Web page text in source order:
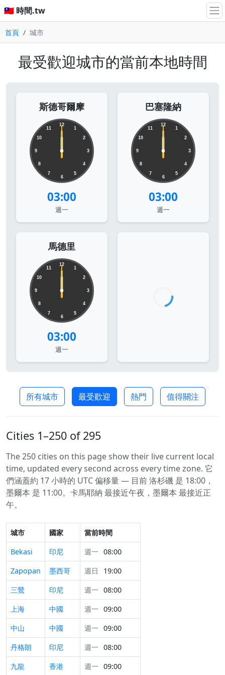
🇹🇼 時間.tw
首頁 城市
最受歡迎城市的當前本地時間
斯德哥爾摩
12
1
2
3
4
5
6
7
8
9
10
11
03:00
週一
巴塞隆納
12
1
2
3
4
5
6
7
8
9
10
11
03:00
週一
馬德里
12
1
2
3
4
5
6
7
8
9
10
11
03:00
週一
所有城市 最受歡迎 熱門 值得關注
Cities 1–250 of 295
The 250 cities on this page show their live current local
time, updated every second across every time zone. 它
們涵蓋約 17 小時的 UTC 偏移量 — 目前 洛杉磯 是 18:00，
墨爾本 是 11:00。卡馬耶納 最接近午夜，墨爾本 最接近正
午。
城市 國家
當前時間
Bekasi
印尼 週一 08:00
Zapopan
墨西哥 週日
19:00
三鶯
印尼 週一 08:00
上海
中國 週一 09:00
中山
中國 週一 09:00
丹格朗
印尼 週一 08:00
九龍
香港 週一 09:00